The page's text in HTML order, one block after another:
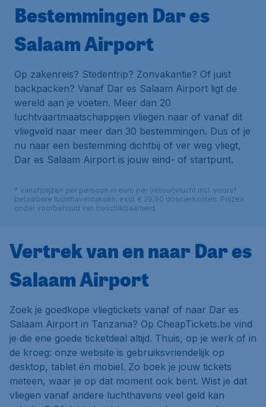
Bestemmingen Dar es
Salaam Airport
Op zakenreis? Stedentrip? Zonvakantie? Of juist
backpacken? Vanaf Dar es Salaam Airport ligt de
wereld aan je voeten. Meer dan 20
luchtvaartmaatschappijen vliegen naar of vanaf dit
vliegveld naar meer dan 30 bestemmingen. Dus of je
nu naar een bestemming dichtbij of ver weg vliegt,
Dar es Salaam Airport is jouw eind- of startpunt.
* vanafprijzen per persoon in euro per (retour)vlucht incl. vooraf
betaalbare luchthaventaksen, excl. € 29,90 dossierkosten. Prijzen
onder voorbehoud van beschikbaarheid.
Vertrek van en naar Dar es
Salaam Airport
Zoek je goedkope vliegtickets vanaf of naar Dar es
Salaam Airport in Tanzania? Op CheapTickets.be vind
je die ene goede ticketdeal altijd. Thuis, op je werk of in
de kroeg: onze website is gebruiksvriendelijk op
desktop, tablet én mobiel. Zo boek je jouw tickets
meteen, waar je op dat moment ook bent. Wist je dat
vliegen vanaf andere luchthavens veel geld kan